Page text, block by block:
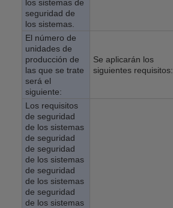
los sistemas de
seguridad de
los sistemas.
El número de
unidades de
producción de
las que se trate
será el
siguiente:
Se aplicarán los
siguientes requisitos:
Los requisitos
de seguridad
de los sistemas
de seguridad
de seguridad
de los sistemas
de seguridad
de los sistemas
de seguridad
de los sistemas